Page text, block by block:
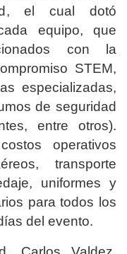
el cual dotó
equipo, que
con la
STEM,
especializadas,
de seguridad
entre otros).
operativos
transporte
uniformes y
para todos los
del evento.